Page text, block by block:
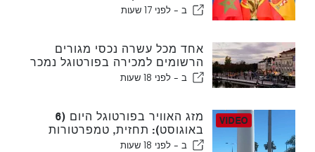
ב - לפני 17 שעות
אחד מכל עשרה נכסי מגורים
הרשומים למכירה בפורטוגל נמכר
תוך פחות משבוע
ב - לפני 18 שעות
מזג האוויר בפורטוגל היום (6
באוגוסט): תחזית, טמפרטורות
ולמה לצפות
ב - לפני 18 שעות